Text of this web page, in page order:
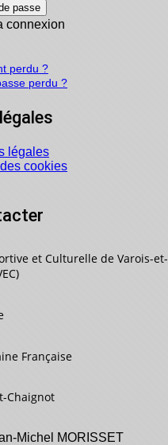
passe
connexion
perdu ?
perdu ?
légales
cookies
et Culturelle de Varois-et-
Française
Chaignot
Michel MORISSET